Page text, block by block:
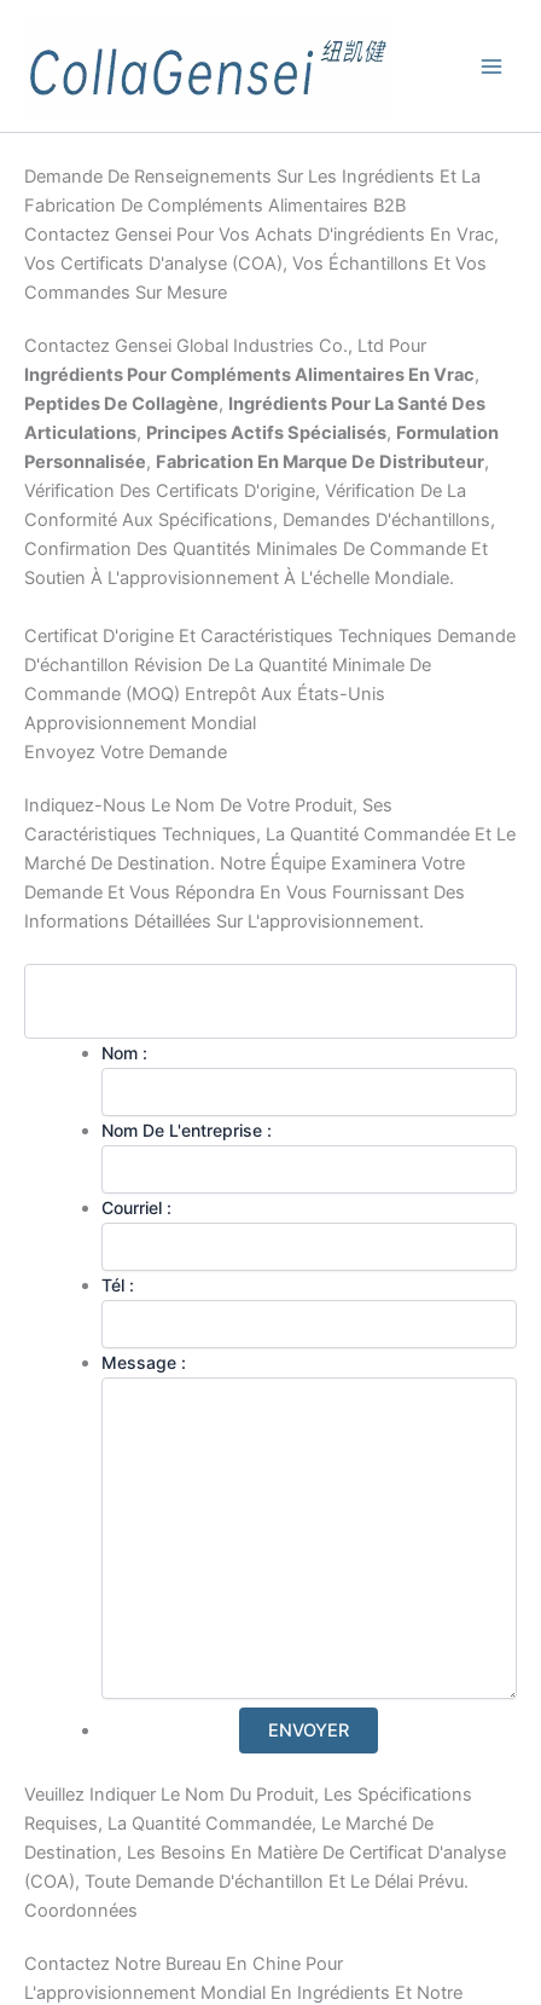
Demande De Renseignements Sur Les Ingrédients Et La
Fabrication De Compléments Alimentaires B2B
Contactez Gensei Pour Vos Achats D'ingrédients En Vrac,
Vos Certificats D'analyse (COA), Vos Échantillons Et Vos
Commandes Sur Mesure
Contactez Gensei Global Industries Co., Ltd Pour
Ingrédients Pour Compléments Alimentaires En Vrac,
Peptides De Collagène, Ingrédients Pour La Santé Des
Articulations, Principes Actifs Spécialisés, Formulation
Personnalisée, Fabrication En Marque De Distributeur,
Vérification Des Certificats D'origine, Vérification De La
Conformité Aux Spécifications, Demandes D'échantillons,
Confirmation Des Quantités Minimales De Commande Et
Soutien À L'approvisionnement À L'échelle Mondiale.
Certificat D'origine Et Caractéristiques Techniques Demande
D'échantillon Révision De La Quantité Minimale De
Commande (MOQ) Entrepôt Aux États-Unis
Approvisionnement Mondial
Envoyez Votre Demande
Indiquez-Nous Le Nom De Votre Produit, Ses
Caractéristiques Techniques, La Quantité Commandée Et Le
Marché De Destination. Notre Équipe Examinera Votre
Demande Et Vous Répondra En Vous Fournissant Des
Informations Détaillées Sur L'approvisionnement.
Nom :
Nom De L'entreprise :
Courriel :
Tél :
Message :
Veuillez Indiquer Le Nom Du Produit, Les Spécifications
Requises, La Quantité Commandée, Le Marché De
Destination, Les Besoins En Matière De Certificat D'analyse
(COA), Toute Demande D'échantillon Et Le Délai Prévu.
Coordonnées
Contactez Notre Bureau En Chine Pour
L'approvisionnement Mondial En Ingrédients Et Notre